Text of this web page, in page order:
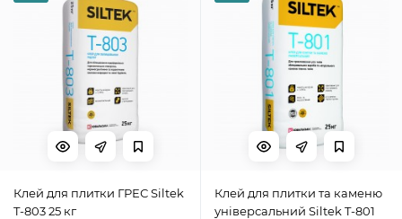
Клей для плитки ГРЕС Siltek
T-803 25 кг
Клей для плитки та каменю
універсальний Siltek T-801